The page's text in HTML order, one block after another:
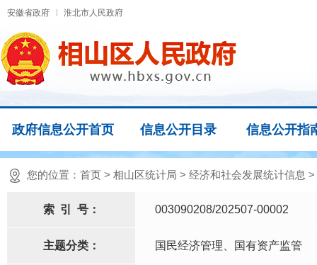
安徽省政府 淮北市人民政府
政府信息公开首页 信息公开目录 信息公开指
您的位置： 首页 > 相山区统计局 > 经济和社会发展统计信息 >
索 引 号： 003090208/202507-00002
主题分类： 国民经济管理、国有资产监管